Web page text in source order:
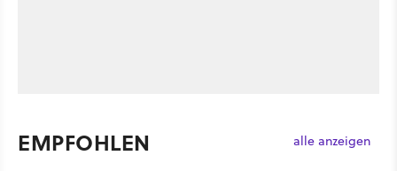
EMPFOHLEN alle anzeigen